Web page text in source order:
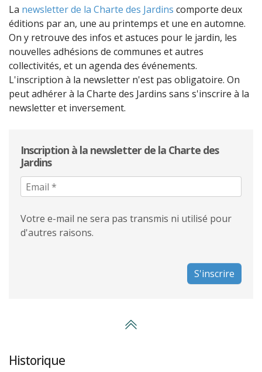
La newsletter de la Charte des Jardins comporte deux
éditions par an, une au printemps et une en automne.
On y retrouve des infos et astuces pour le jardin, les
nouvelles adhésions de communes et autres
collectivités, et un agenda des événements.
L'inscription à la newsletter n'est pas obligatoire. On
peut adhérer à la Charte des Jardins sans s'inscrire à la
newsletter et inversement.
Inscription à la newsletter de la Charte des
Jardins
Votre e-mail ne sera pas transmis ni utilisé pour
d'autres raisons.
Historique